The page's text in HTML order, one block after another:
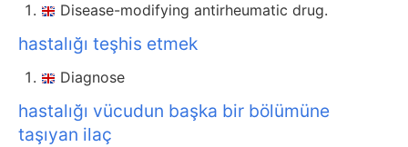
Disease-modifying antirheumatic drug.
hastalığı teşhis etmek
Diagnose
hastalığı vücudun başka bir bölümüne
taşıyan ilaç